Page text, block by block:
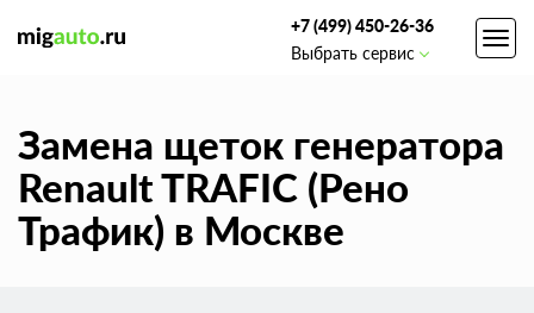
+7 (499) 450-26-36
Выбрать сервис
Замена щеток генератора
Renault TRAFIC (Рено
Трафик) в Москве